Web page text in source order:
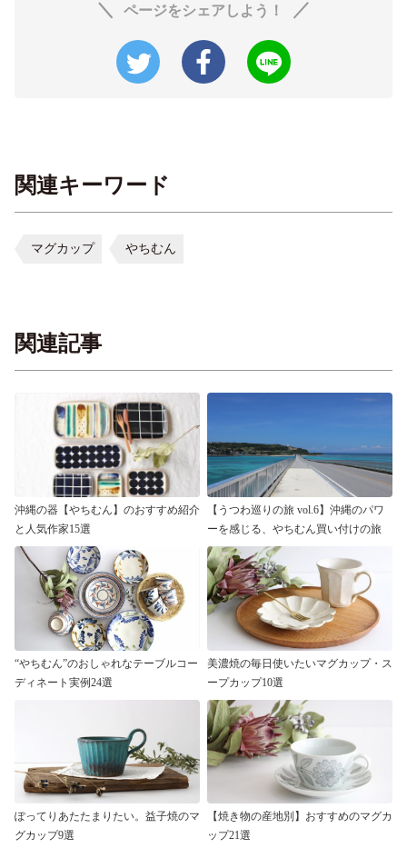
ページをシェアしよう！
関連キーワード
マグカップ やちむん
関連記事
沖縄の器【やちむん】のおすすめ紹介
と人気作家15選
【うつわ巡りの旅 vol.6】沖縄のパワ
ーを感じる、やちむん買い付けの旅
“やちむん”のおしゃれなテーブルコー
ディネート実例24選
美濃焼の毎日使いたいマグカップ・ス
ープカップ10選
ぽってりあたたまりたい。益子焼のマ
グカップ9選
【焼き物の産地別】おすすめのマグカ
ップ21選